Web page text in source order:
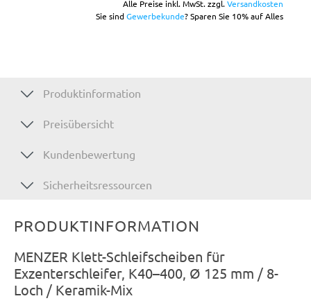
Alle Preise inkl. MwSt. zzgl.Versandkosten
Sie sindGewerbekunde? Sparen Sie 10% auf Alles
Produktinformation
Preisübersicht
Kundenbewertung
Sicherheitsressourcen
PRODUKTINFORMATION
MENZER Klett-Schleifscheiben für
Exzenterschleifer, K40–400, Ø 125 mm / 8-
Loch / Keramik-Mix